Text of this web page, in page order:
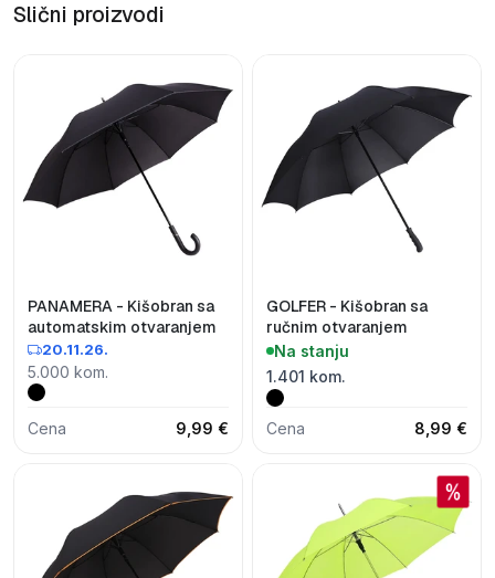
Slični proizvodi
PANAMERA - Kišobran sa
automatskim otvaranjem
20.11.26.
5.000 kom.
Cena 9,99 €
GOLFER - Kišobran sa
ručnim otvaranjem
Na stanju
1.401 kom.
Cena 8,99 €